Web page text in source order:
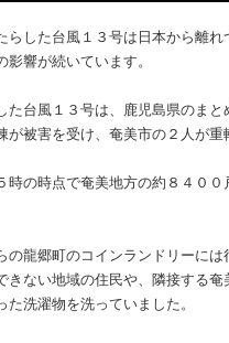
らした台風１３号は日本から離
響が続いています。
た台風１３号は、鹿児島県のま
が被害を受け、奄美市の２人が重
時の時点で奄美地方の約８４０
の龍郷町のコインランドリーに
きない地域の住民や、隣接する
洗濯物を洗っていました。